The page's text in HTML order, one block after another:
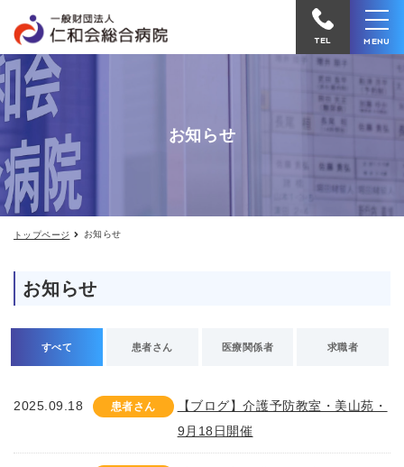
せ
病
院
電
TEL MENU
お知らせ
トップページ お知らせ
お知らせ
すべて 患者さん 医療関係者 求職者
2025.09.18 患者さん
【ブログ】介護予防教室・美山苑・
9月18日開催